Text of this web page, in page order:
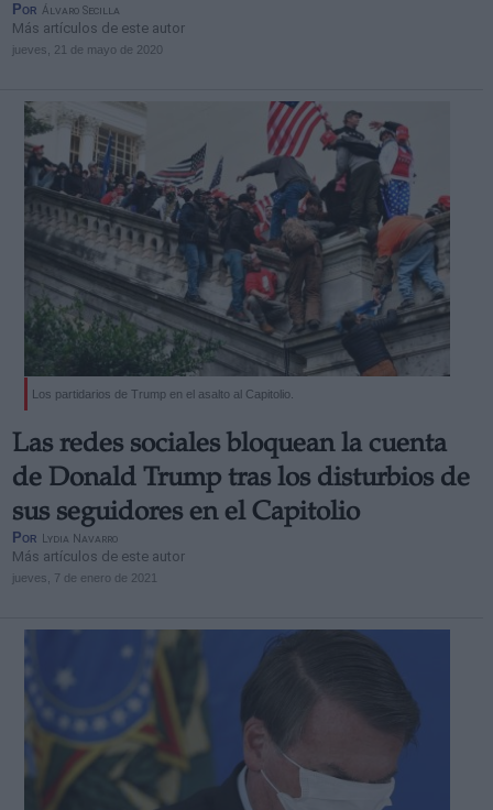
Por Álvaro Secilla
Más artículos de este autor
jueves, 21 de mayo de 2020
Los partidarios de Trump en el asalto al Capitolio.
Las redes sociales bloquean la cuenta
de Donald Trump tras los disturbios de
sus seguidores en el Capitolio
Por Lydia Navarro
Más artículos de este autor
jueves, 7 de enero de 2021